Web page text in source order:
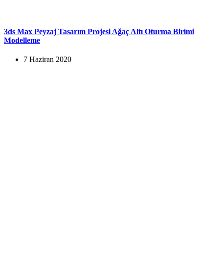
3ds Max Peyzaj Tasarım Projesi Ağaç Altı Oturma Birimi
Modelleme
7 Haziran 2020